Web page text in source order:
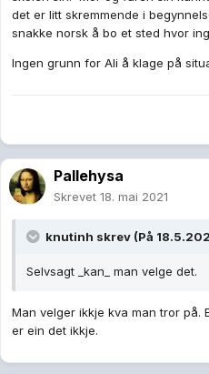
det er litt skremmende i
snakke norsk å bo et sted hvor
Ingen grunn for Ali å klage på
Pallehysa
Skrevet 18. mai 2021
knutinh skrev (På
Selvsagt _kan_ man velge det.
Man velger ikkje kva man tror på.
er ein det ikkje.